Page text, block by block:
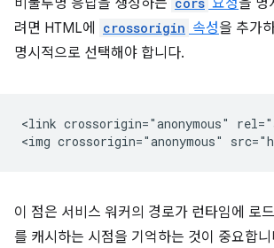
비불투명 응답을 생성하는 cors 요청을 명
려면 HTML에
crossorigin 속성을 추가
명시적으로 선택해야 합니다.
<link crossorigin="anonymous"
이 점은 서비스 워커의 경로가 런타임에 로
를 캐시하는 시점을 기억하는 것이 중요합니